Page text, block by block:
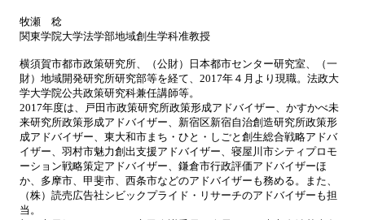
牧瀬 稔
関東学院大学法学部地域創生学科准教授
横須賀市都市政策研究所、（公財）日本都市センター研究室、（一
財）地域開発研究所研究部等を経て、2017年４月より現職。法政大
学大学院公共政策研究科兼任講師等。
2017年度は、戸田市政策研究所政策形成アドバイザー、かすかべ未
来研究所政策形成アドバイザー、新宿区新宿自治創造研究所政策形
成アドバイザー、東大和市まち・ひと・しごと創生総合戦略アドバ
イザー、羽村市魅力創出支援アドバイザー、寝屋川市シティプロモ
ーション戦略策定アドバイザー、鎌倉市行政評価アドバイザーほ
か、多摩市、甲斐市、西条市などのアドバイザーも務める。また、
（株）読売広告社シビックプライド・リサーチのアドバイザーも担
当。